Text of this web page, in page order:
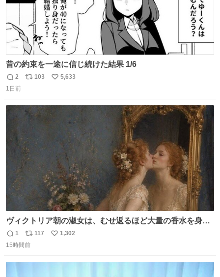
昔の約束を一途に信じ続けた結果 1/6
返
信
2
リ
ト
103
い
5,633
1日前
ヴィクトリア朝の淑女は、むせ返るほど大量の香水を身に
つけるものではないとされていた。それでも香水は、髪や
肌の手入れと同じくらい、ヴィクトリア朝の女性達の美容
が知る香水よりも単純な組成で、その大部分は薔薇、菫、
返
信
1
リ
ポ
117
い
1,302
15時間前